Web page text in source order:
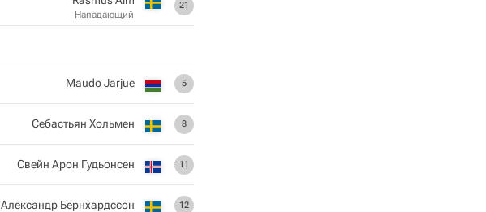
21
Нападающий
5
Maudo Jarjue
8
Себастьян Хольмен
11
Свейн Арон Гудьонсен
12
Александр Бернхардссон